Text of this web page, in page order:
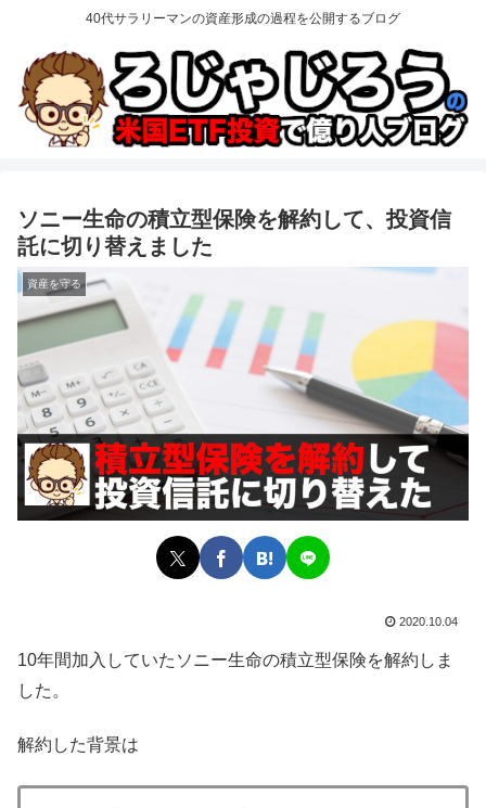
40代サラリーマンの資産形成の過程を公開するブログ
ソニー生命の積立型保険を解約して、投資信
託に切り替えました
資産を守る
2020.10.04
10年間加入していたソニー生命の積立型保険を解約しま
した。
解約した背景は